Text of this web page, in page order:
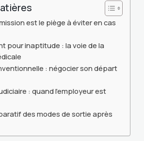
est le piège à éviter en cas
pour inaptitude : la voie de la
: négocier son départ
: quand l’employeur est
des modes de sortie après